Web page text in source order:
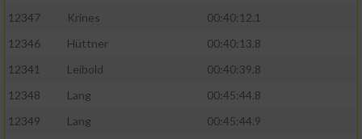
12347
Krines
00:40:12.1
12346
Hüttner
00:40:13.8
12341
Leibold
00:40:39.8
12348
Lang
00:45:44.8
12349
Lang
00:45:44.9